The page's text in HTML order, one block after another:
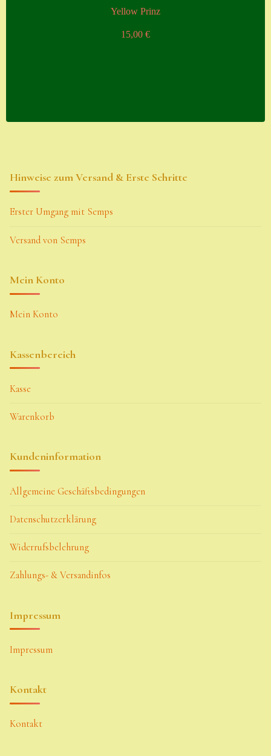
Yellow Prinz
15,00 €
Hinweise zum Versand & Erste Schritte
Erster Umgang mit Semps
Versand von Semps
Mein Konto
Mein Konto
Kassenbereich
Kasse
Warenkorb
Kundeninformation
Allgemeine Geschäftsbedingungen
Datenschutzerklärung
Widerrufsbelehrung
Zahlungs- & Versandinfos
Impressum
Impressum
Kontakt
Kontakt